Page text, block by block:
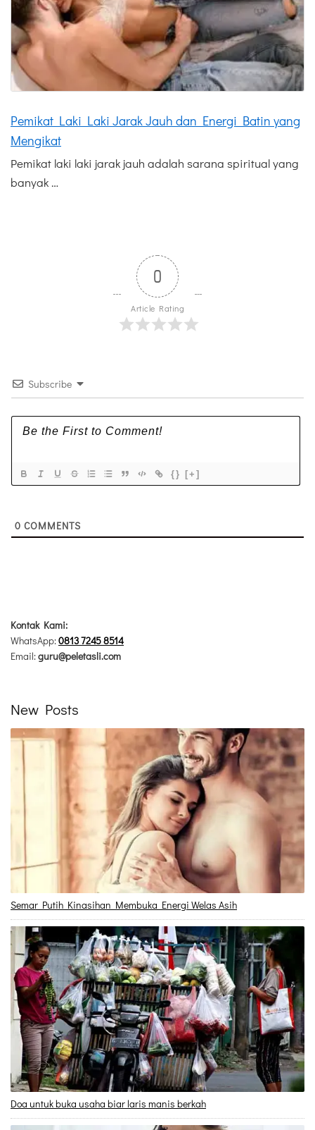
Pemikat Laki Laki Jarak Jauh dan Energi Batin yang
Mengikat
Pemikat laki laki jarak jauh adalah sarana spiritual yang
banyak …
0
Article Rating
Subscribe
{} [+]
0 COMMENTS
Kontak Kami:
WhatsApp:0813 7245 8514
Email:guru@peletasli.com
New Posts
Semar Putih Kinasihan Membuka Energi Welas Asih
Doa untuk buka usaha biar laris manis berkah